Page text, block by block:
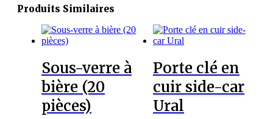
Produits Similaires
Sous-verre à
bière (20
pièces)
Porte clé en
cuir side-car
Ural